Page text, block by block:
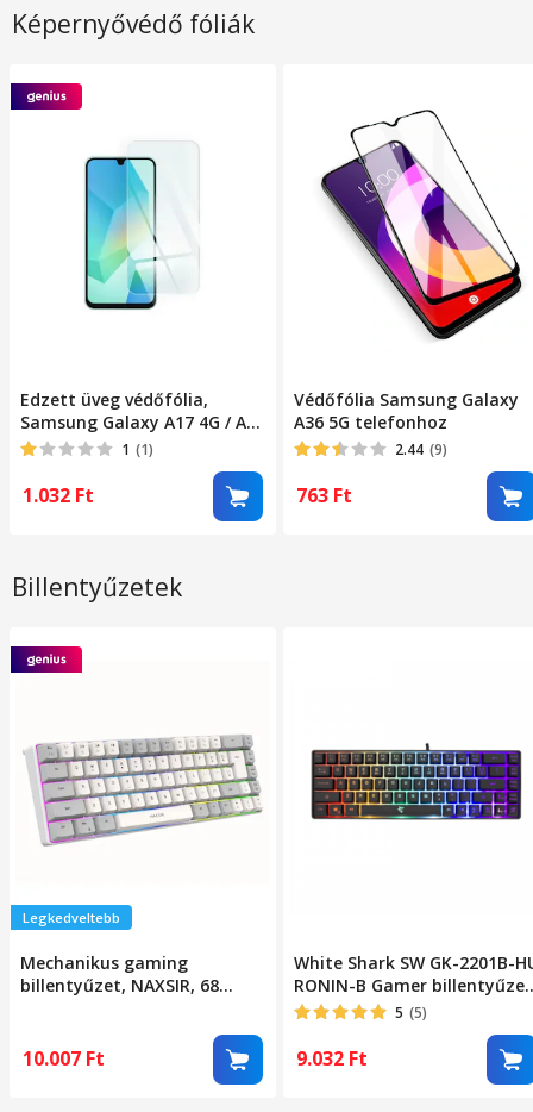
Képernyővédő fóliák
Edzett üveg védőfólia,
Samsung Galaxy A17 4G / A17
5G / A16 4G / A16 5G / M16 5G
1 (1)
1.032 Ft
Védőfólia Samsung Galaxy
A36 5G telefonhoz
2.44 (9)
763 Ft
Billentyűzetek
Legkedveltebb
Mechanikus gaming
billentyűzet, NAXSIR, 68
ergonomikus, USB Type-C,
double-shot ABS billentyűzet
10.007 Ft
White Shark SW GK-2201B-
RONIN-B Gamer
68 gomb, Magyar kiosztás,
5 (5)
9.032 Ft